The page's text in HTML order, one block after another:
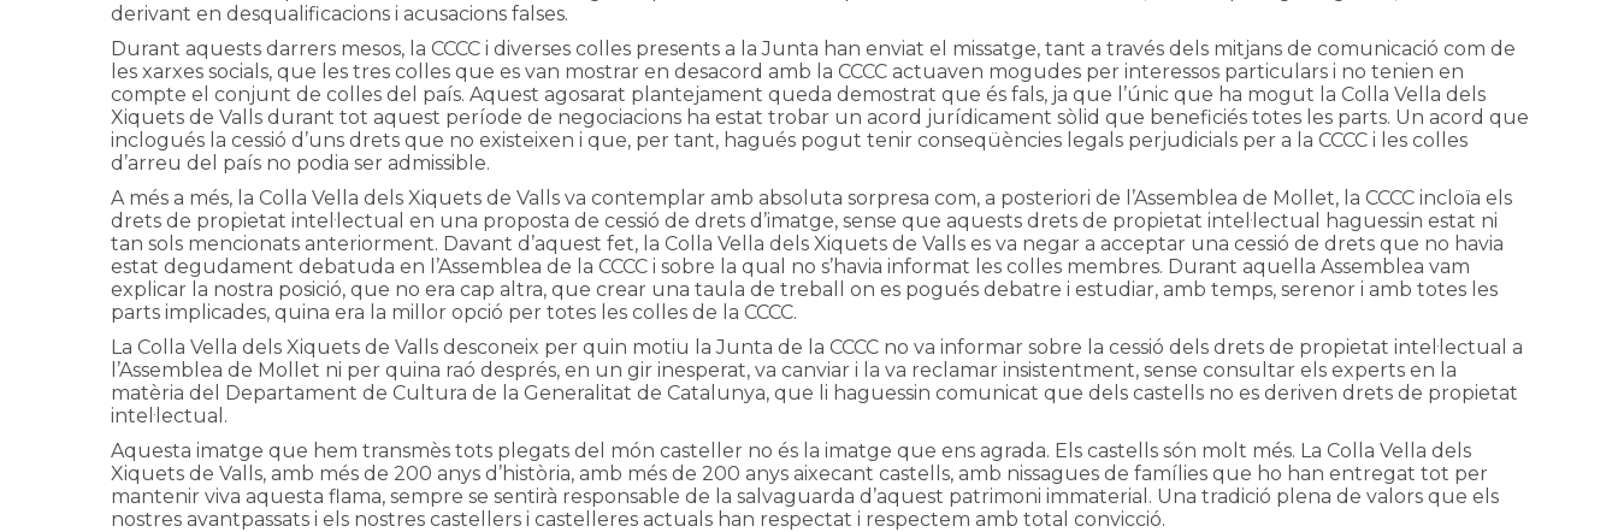
derivant en desqualificacions i acusacions falses.
Durant aquests darrers mesos, la CCCC i diverses colles presents a la Junta han enviat el missatge, tant a través dels mitjans de comunicació com de
les xarxes socials, que les tres colles que es van mostrar en desacord amb la CCCC actuaven mogudes per interessos particulars i no tenien en
compte el conjunt de colles del país. Aquest agosarat plantejament queda demostrat que és fals, ja que l’únic que ha mogut la Colla Vella dels
Xiquets de Valls durant tot aquest període de negociacions ha estat trobar un acord jurídicament sòlid que beneficiés totes les parts. Un acord que
inclogués la cessió d’uns drets que no existeixen i que, per tant, hagués pogut tenir conseqüències legals perjudicials per a la CCCC i les colles
d’arreu del país no podia ser admissible.
A més a més, la Colla Vella dels Xiquets de Valls va contemplar amb absoluta sorpresa com, a posteriori de l’Assemblea de Mollet, la CCCC incloïa els
drets de propietat intel·lectual en una proposta de cessió de drets d’imatge, sense que aquests drets de propietat intel·lectual haguessin estat ni
tan sols mencionats anteriorment. Davant d’aquest fet, la Colla Vella dels Xiquets de Valls es va negar a acceptar una cessió de drets que no havia
estat degudament debatuda en l’Assemblea de la CCCC i sobre la qual no s’havia informat les colles membres. Durant aquella Assemblea vam
explicar la nostra posició, que no era cap altra, que crear una taula de treball on es pogués debatre i estudiar, amb temps, serenor i amb totes les
parts implicades, quina era la millor opció per totes les colles de la CCCC.
La Colla Vella dels Xiquets de Valls desconeix per quin motiu la Junta de la CCCC no va informar sobre la cessió dels drets de propietat intel·lectual a
l’Assemblea de Mollet ni per quina raó després, en un gir inesperat, va canviar i la va reclamar insistentment, sense consultar els experts en la
matèria del Departament de Cultura de la Generalitat de Catalunya, que li haguessin comunicat que dels castells no es deriven drets de propietat
intel·lectual.
Aquesta imatge que hem transmès tots plegats del món casteller no és la imatge que ens agrada. Els castells són molt més. La Colla Vella dels
Xiquets de Valls, amb més de 200 anys d’història, amb més de 200 anys aixecant castells, amb nissagues de famílies que ho han entregat tot per
mantenir viva aquesta flama, sempre se sentirà responsable de la salvaguarda d’aquest patrimoni immaterial. Una tradició plena de valors que els
nostres avantpassats i els nostres castellers i castelleres actuals han respectat i respectem amb total convicció.